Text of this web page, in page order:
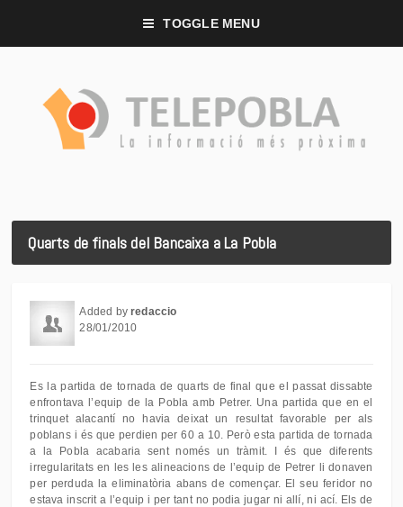
TOGGLE MENU
Quarts de finals del Bancaixa a La Pobla
Added byredaccio
28/01/2010
Es la partida de tornada de quarts de final que el passat dissabte
enfrontava l’equip de la Pobla amb Petrer. Una partida que en el
trinquet alacantí no havia deixat un resultat favorable per als
poblans i és que perdien per 60 a 10. Però esta partida de tornada
a la Pobla acabaria sent només un tràmit. I és que diferents
irregularitats en les les alineacions de l’equip de Petrer li donaven
per perduda la eliminatòria abans de començar. El seu feridor no
estava inscrit a l’equip i per tant no podia jugar ni allí, ni ací. Els de